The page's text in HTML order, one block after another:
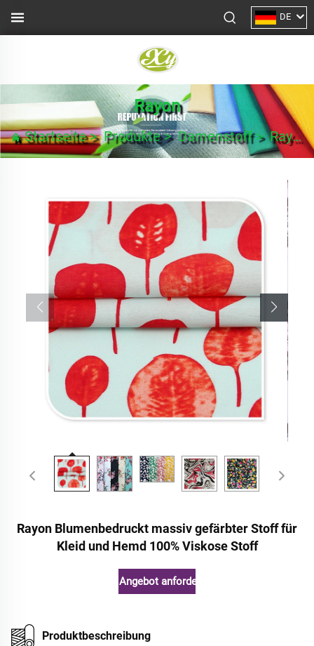
DE
Rayon
Startseite>Produkte>Damenstoff>Rayon
Rayon Blumenbedruckt massiv gefärbter Stoff für
Kleid und Hemd 100% Viskose Stoff
Angebot anfordern
Produktbeschreibung